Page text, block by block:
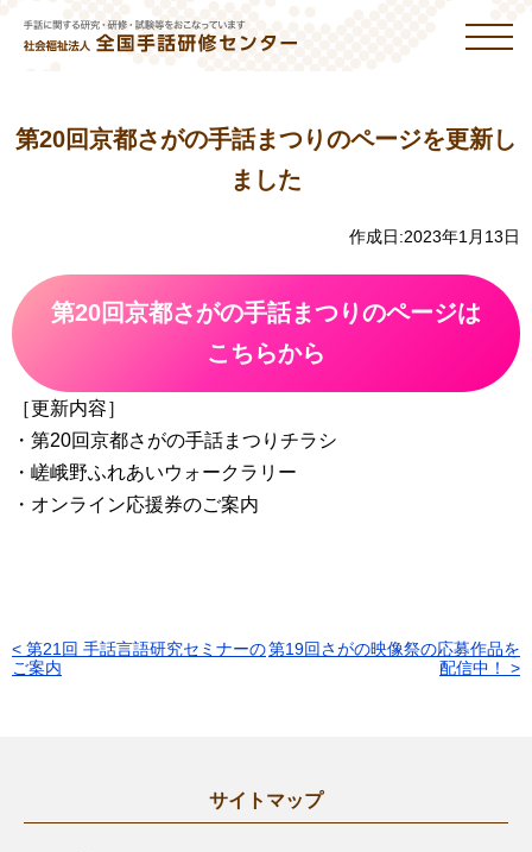
第20回京都さがの手話まつりのページを更新し
ました
作成日:2023年1月13日
第20回京都さがの手話まつりのページは
こちらから
［更新内容］
・第20回京都さがの手話まつりチラシ
・嵯峨野ふれあいウォークラリー
・オンライン応援券のご案内
投
ゲ
< 第21回 手話言語研究セミナーの
ご案内
第19回さがの映像祭の応募作品を
配信中！ >
サイトマップ